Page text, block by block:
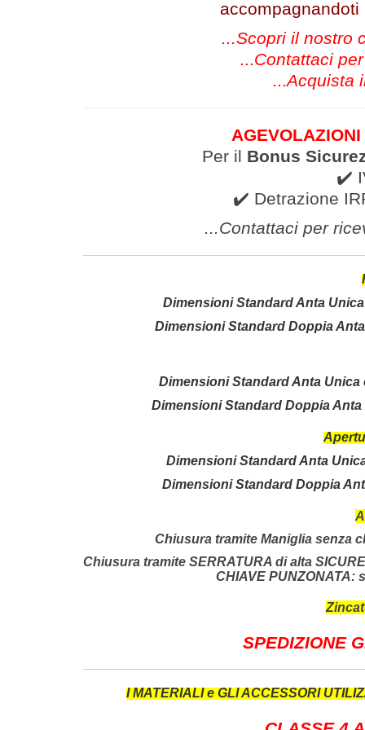
...Scopri il nostro
...Contattaci
...Acquista
Per il Bonus
✔️
✔️ Detrazione
...Contattaci per
Dimensioni Standard Anta
Dimensioni Standard Doppia
Dimensioni Standard Anta Unica
Dimensioni Standard Doppia Anta
Dimensioni Standard Anta
Dimensioni Standard Doppia
Chiusura tramite Maniglia senza
Chiusura tramite SERRATURA di alta
CHIAVE PUNZONATA:
SPEDIZIONE
I MATERIALI e GLI ACCESSORI